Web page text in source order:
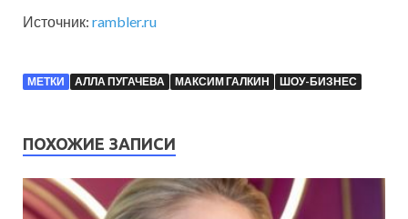
Источник: rambler.ru
МЕТКИ АЛЛА ПУГАЧЕВА МАКСИМ ГАЛКИН ШОУ-БИЗНЕС
ПОХОЖИЕ ЗАПИСИ